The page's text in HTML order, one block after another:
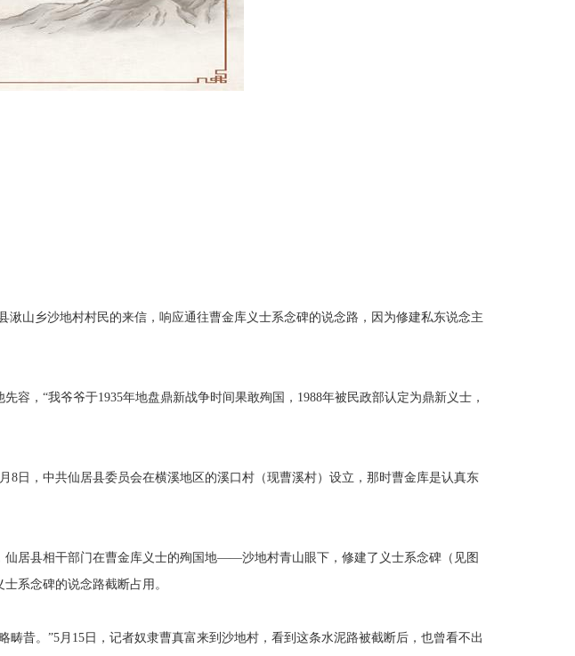
山乡沙地村村民的来信，响应通往曹金库义士系念碑的说念路，因为修建私东说念主
，“我爷爷于1935年地盘鼎新战争时间果敢殉国，1988年被民政部认定为鼎新义士，
日，中共仙居县委员会在横溪地区的溪口村（现曹溪村）设立，那时曹金库是认真东
居县相干部门在曹金库义士的殉国地——沙地村青山眼下，修建了义士系念碑（见图
系念碑的说念路截断占用。
昔。”5月15日，记者奴隶曹真富来到沙地村，看到这条水泥路被截断后，也曾看不出